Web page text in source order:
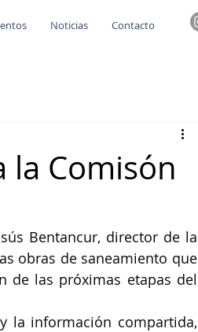
Noticias Contacto
la Comisón
Bentancur, director de la
obras de saneamiento que
de las próximas etapas del
la información compartida,